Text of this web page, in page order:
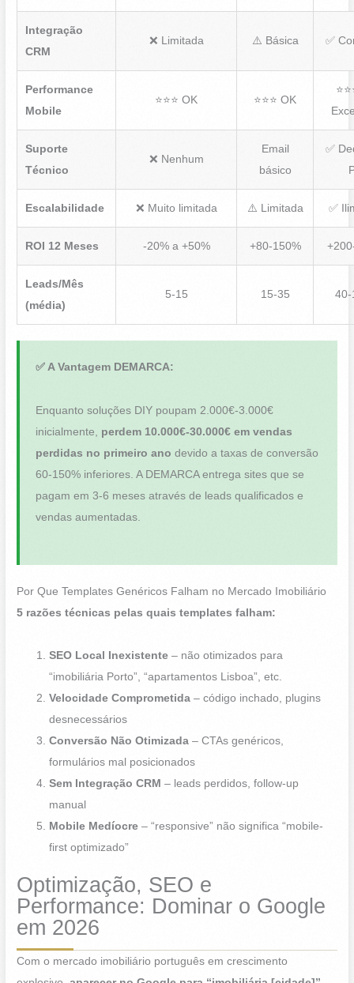
Integração
CRM
❌ Limitada ⚠️ Básica ✅
Performance
Mobile
⭐⭐⭐ OK ⭐⭐⭐ OK
Suporte
Técnico
❌ Nenhum
Email
básico
✅
Escalabilidade ❌ Muito limitada ⚠️ Limitada ✅
ROI 12 Meses -20% a +50% +80-150%
Leads/Mês
(média)
5-15 15-35 40-
✅ A Vantagem DEMARCA:
Enquanto soluções DIY poupam 2.000€-3.000€
inicialmente, perdem 10.000€-30.000€ em vendas
perdidas no primeiro ano devido a taxas de conversão
60-150% inferiores. A DEMARCA entrega sites que se
pagam em 3-6 meses através de leads qualificados e
vendas aumentadas.
Por Que Templates Genéricos Falham no Mercado Imobiliário
5 razões técnicas pelas quais templates falham:
SEO Local Inexistente – não otimizados para
“imobiliária Porto”, “apartamentos Lisboa”, etc.
Velocidade Comprometida – código inchado, plugins
desnecessários
Conversão Não Otimizada – CTAs genéricos,
formulários mal posicionados
Sem Integração CRM – leads perdidos, follow-up
manual
Mobile Medíocre – “responsive” não significa “mobile-
first optimizado”
Optimização, SEO e
Performance: Dominar o Google
em 2026
Com o mercado imobiliário português em crescimento